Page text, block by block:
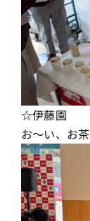
☆伊藤園
お〜い、お茶